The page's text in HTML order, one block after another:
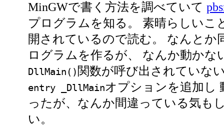
MinGWで書く方法を調べていて
プログラムを知る。 素晴らしいこ
開されているので読む。 なんとか
ログラムを作るが、 なんか動かな
DllMain() 関数が呼び出されていな
entry _DllMainオプションを追加し
ったが、なんか間違っている気も
い。